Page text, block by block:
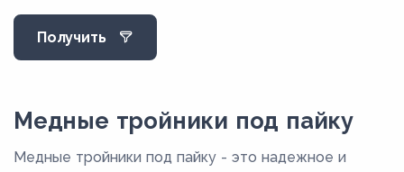
25
27,4
Получить
Медные тройники под пайку
Медные тройники под пайку - это надежное и